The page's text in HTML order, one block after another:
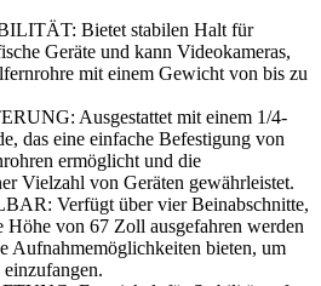
Bietet stabilen Halt für
Geräte und kann Videokameras,
mit einem Gewicht von bis zu
Ausgestattet mit einem 1/4-
das eine einfache Befestigung von
ermöglicht und die
Vielzahl von Geräten gewährleistet.
Verfügt über vier Beinabschnitte,
Höhe von 67 Zoll ausgefahren werden
Aufnahmemöglichkeiten bieten, um